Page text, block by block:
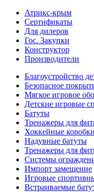
Атрикс-крым
Сертификаты
Для дилеров
Гос. Закупки
Конструктор
Производители
Благоустройство
Безопасное
Мягкое игровое
Детские игровые
Батуты
Тренажеры для
Хоккейные коробки
Надувные батуты
Тренажеры для
Системы
Импорт замещение
Игровые
Встраиваемые